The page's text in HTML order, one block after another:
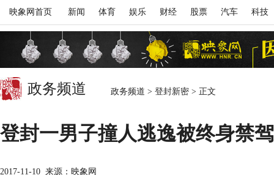
映象网首页 新闻 体育 娱乐 财经 股票 汽车 科技
政务频道 政务频道 > 登封新密 > 正文
登封一男子撞人逃逸被终身禁驾
2017-11-10 来源：映象网